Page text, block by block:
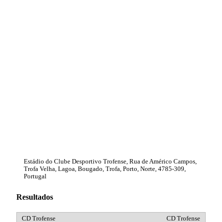
Estádio do Clube Desportivo Trofense, Rua de Américo Campos,
Trofa Velha, Lagoa, Bougado, Trofa, Porto, Norte, 4785-309,
Portugal
Resultados
CD Trofense